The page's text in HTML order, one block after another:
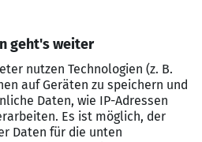
und
Anfragen bis zur Lösung
von